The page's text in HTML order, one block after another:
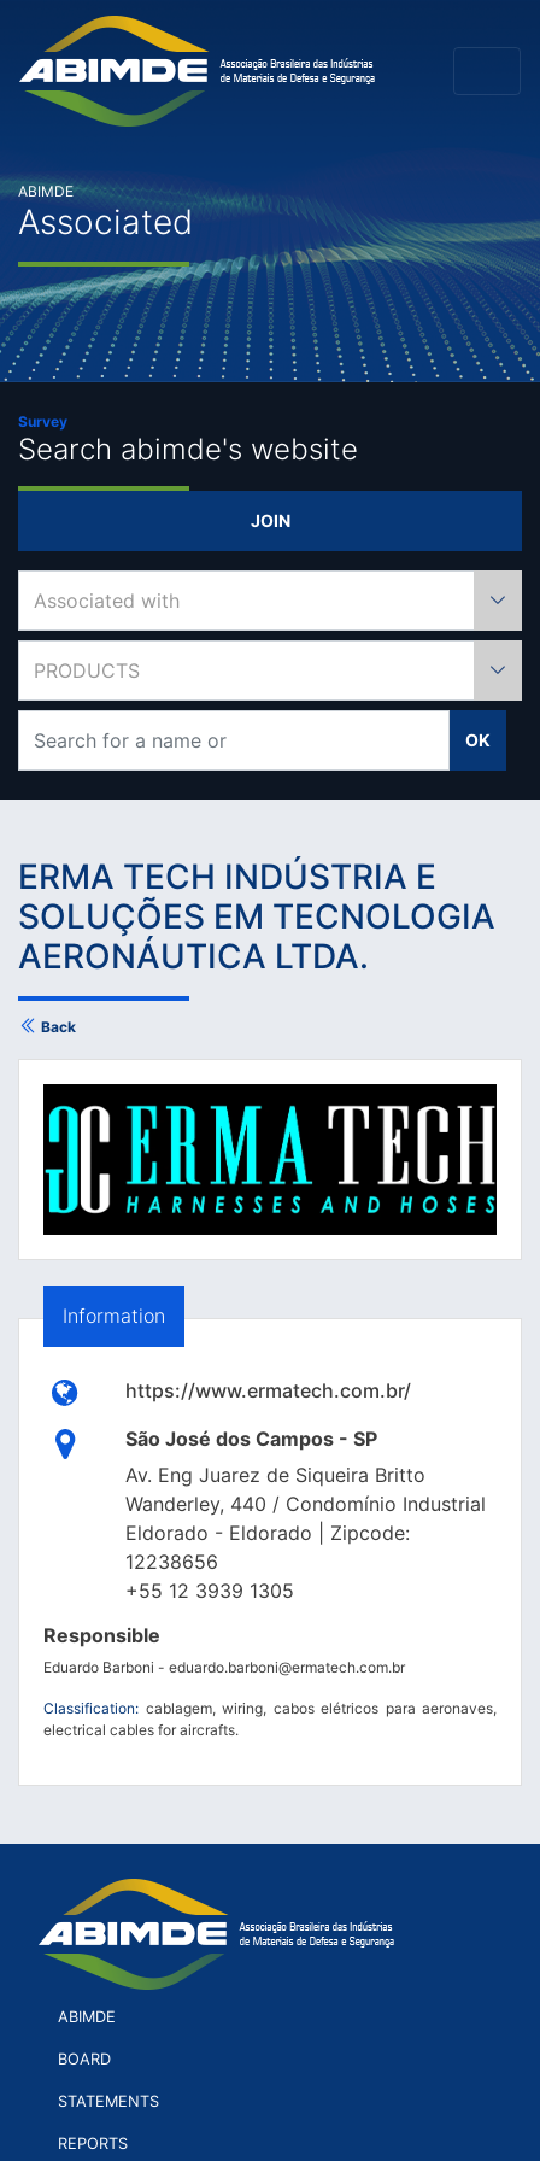
ABIMDE
Associated
Survey
Search abimde's website
JOIN
Associated with
PRODUCTS
OK
ERMA TECH INDÚSTRIA E
SOLUÇÕES EM TECNOLOGIA
AERONÁUTICA LTDA.
Back
Information
https://www.ermatech.com.br/
São José dos Campos - SP
Av. Eng Juarez de Siqueira Britto
Wanderley, 440 / Condomínio Industrial
Eldorado - Eldorado | Zipcode:
12238656
+55 12 3939 1305
Responsible
Eduardo Barboni - eduardo.barboni@ermatech.com.br
Classification: cablagem, wiring, cabos elétricos para aeronaves,
electrical cables for aircrafts.
ABIMDE
BOARD
STATEMENTS
REPORTS